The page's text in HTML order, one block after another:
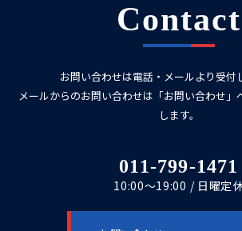
Contact
お問い合わせは電話・メールより受付
メールからのお問い合わせは「お問い合わせ」
します。
011-799-1471
10:00～19:00 / 日曜定